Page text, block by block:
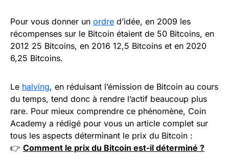
Pour vous donner un ordre d’idée, en 2009 les
récompenses sur le Bitcoin étaient de 50 Bitcoins, en
2012 25 Bitcoins, en 2016 12,5 Bitcoins et en 2020
6,25 Bitcoins.
Le halving, en réduisant l’émission de Bitcoin au cours
du temps, tend donc à rendre l’actif beaucoup plus
rare. Pour mieux comprendre ce phénomène, Coin
Academy a rédigé pour vous un article complet sur
tous les aspects déterminant le prix du Bitcoin :
👉 Comment le prix du Bitcoin est-il déterminé ?